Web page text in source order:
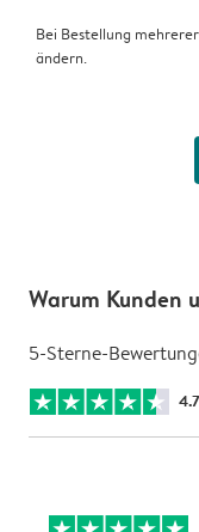
Bei Bestellung
ändern.
Warum Kunden
5-Sterne-
4.7